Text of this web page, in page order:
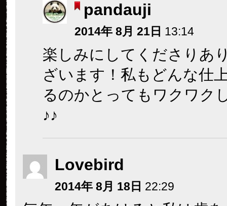
pandauji
2014年 8月 21日 13:14
楽しみにしてくださりあ
ざいます！私もどんな仕
るのかとってもワクワク
♪♪
Lovebird
2014年 8月 18日 22:29